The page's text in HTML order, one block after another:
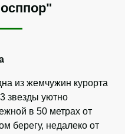
из жемчужин курорта
звезды уютно
в 50 метрах от
берегу, недалеко от